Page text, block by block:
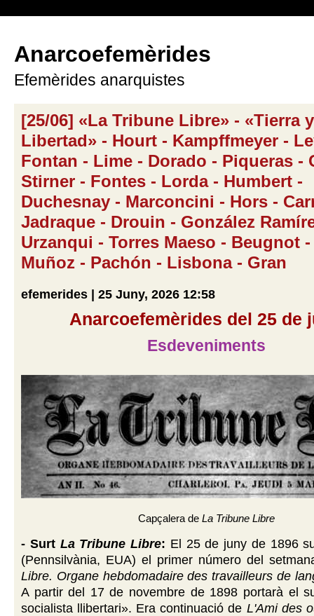
Anarcoefemèrides
Efemèrides anarquistes
[25/06] «La Tribune Libre» - «Tierra y
Libertad» - Hourt - Kampffmeyer -
Fontan - Lime - Dorado - Piqueras -
Stirner - Fontes - Lorda - Humbert -
Duchesnay - Marconcini - Hors -
Jadraque - Drouin - González
Urzanqui - Torres Maeso - Beugnot
Muñoz - Pachón - Lisbona - Gran
efemerides | 25 Juny, 2026 12:58
Anarcoefemèrides del 25 de
Esdeveniments
Capçalera de La Tribune Libre
- Surt La Tribune Libre: El 25 de juny de 1896
(Pennsilvània, EUA) el primer número del
Libre. Organe hebdomadaire des travailleurs de
A partir del 17 de novembre de 1898 portarà el
socialista llibertari». Era continuació de L'Ami des